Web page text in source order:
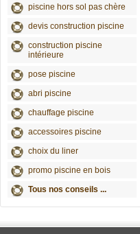
piscine hors sol pas chère
devis construction piscine
construction piscine
intérieure
pose piscine
abri piscine
chauffage piscine
accessoires piscine
choix du liner
promo piscine en bois
Tous nos conseils ...